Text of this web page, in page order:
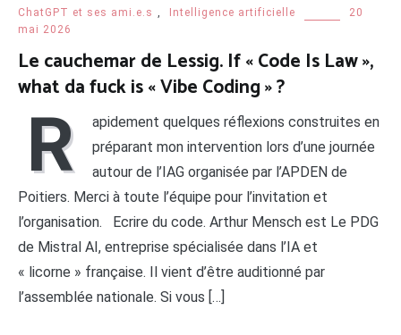
ChatGPT et ses ami.e.s Intelligence artificielle
20
mai 2026
Le cauchemar de Lessig. If « Code Is Law »,
what da fuck is « Vibe Coding » ?
R
apidement quelques réflexions construites en
préparant mon intervention lors d’une journée
autour de l’IAG organisée par l’APDEN de
Poitiers. Merci à toute l’équipe pour l’invitation et
l’organisation. Ecrire du code. Arthur Mensch est Le PDG
de Mistral AI, entreprise spécialisée dans l’IA et
« licorne » française. Il vient d’être auditionné par
l’assemblée nationale. Si vous […]